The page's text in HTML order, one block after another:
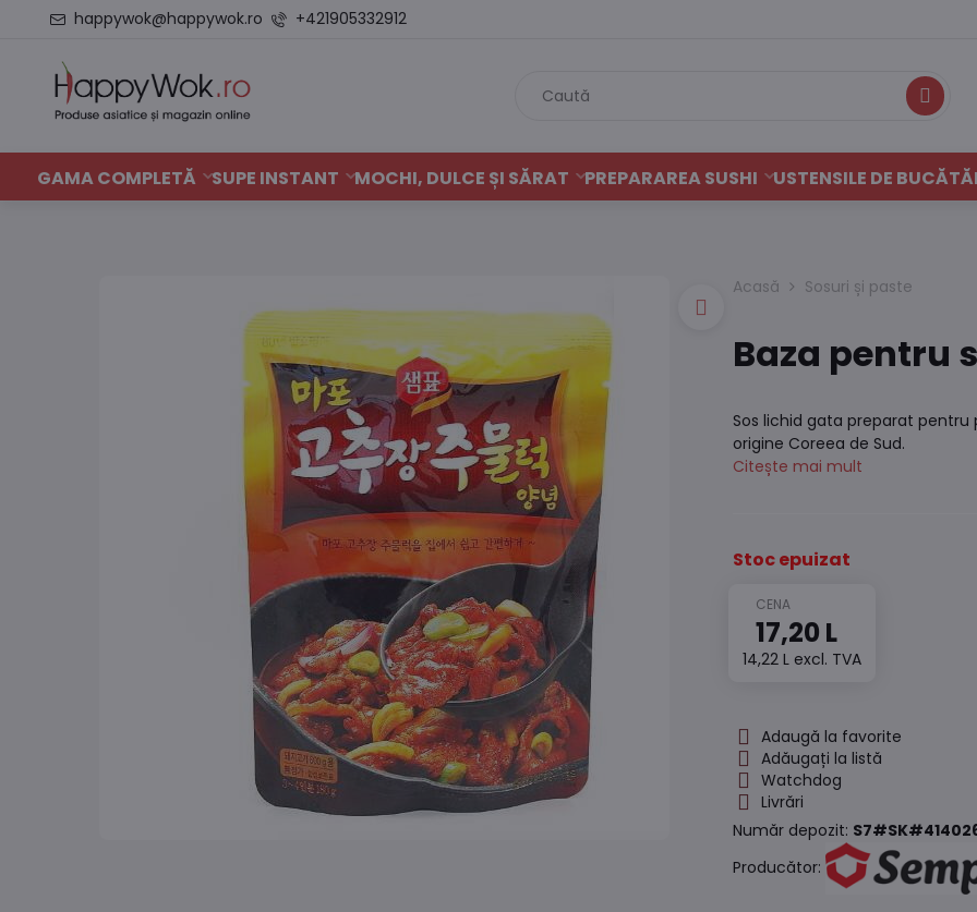
happywok@happywok.ro +421905332912
Caută
GAMA COMPLETĂ SUPE INSTANT MOCHI, DULCE ȘI SĂRAT PREPARAREA SUSHI USTENSILE DE
Acasă Sosuri și paste
Baza pentru
Sos lichid gata preparat
origine Coreea de Sud.
Citește mai mult
Stoc epuizat
17,20 L
14,22 L excl. TVA
Adaugă la favorite
Adăugați la listă
Watchdog
Livrări
Număr depozit:
Producător: